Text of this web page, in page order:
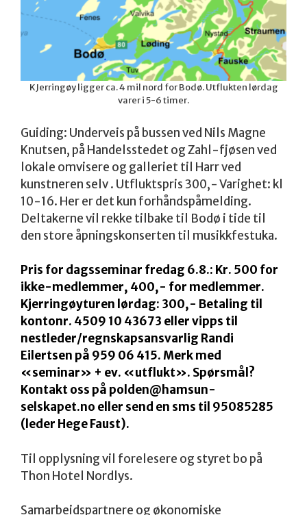
KJerringøy ligger ca. 4 mil nord for Bodø. Utflukten lørdag
varer i 5-6 timer.
Guiding: Underveis på bussen ved Nils Magne
Knutsen, på Handelsstedet og Zahl-fjøsen ved
lokale omvisere og galleriet til Harr ved
kunstneren selv . Utfluktspris 300,- Varighet: kl
10-16. Her er det kun forhåndspåmelding.
Deltakerne vil rekke tilbake til Bodø i tide til
den store åpningskonserten til musikkfestuka.
Pris for dagsseminar fredag 6.8.: Kr. 500 for
ikke-medlemmer, 400,- for medlemmer.
Kjerringøyturen lørdag: 300,- Betaling til
kontonr. 4509 10 43673 eller vipps til
nestleder/regnskapsansvarlig Randi
Eilertsen på 959 06 415. Merk med
«seminar» + ev. «utflukt». Spørsmål?
Kontakt oss på polden@hamsun-
selskapet.no eller send en sms til 95085285
(leder Hege Faust).
Til opplysning vil forelesere og styret bo på
Thon Hotel Nordlys.
Samarbeidspartnere og økonomiske